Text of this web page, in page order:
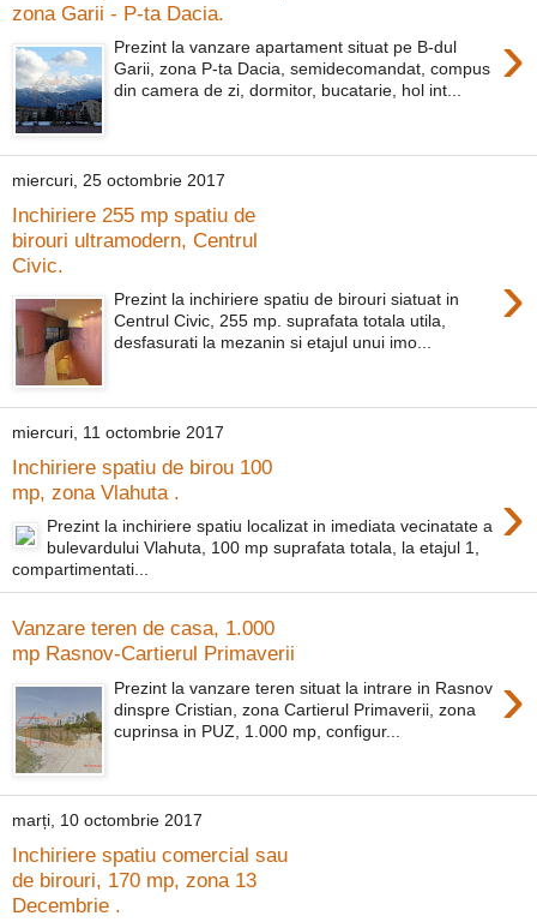
zona Garii - P-ta Dacia.
›
Prezint la vanzare apartament situat pe B-dul
Garii, zona P-ta Dacia, semidecomandat, compus
din camera de zi, dormitor, bucatarie, hol int...
miercuri, 25 octombrie 2017
Inchiriere 255 mp spatiu de
birouri ultramodern, Centrul
Civic.
›
Prezint la inchiriere spatiu de birouri siatuat in
Centrul Civic, 255 mp. suprafata totala utila,
desfasurati la mezanin si etajul unui imo...
miercuri, 11 octombrie 2017
Inchiriere spatiu de birou 100
mp, zona Vlahuta .
›
Prezint la inchiriere spatiu localizat in imediata vecinatate a
bulevardului Vlahuta, 100 mp suprafata totala, la etajul 1,
compartimentati...
Vanzare teren de casa, 1.000
mp Rasnov-Cartierul Primaverii
›
Prezint la vanzare teren situat la intrare in Rasnov
dinspre Cristian, zona Cartierul Primaverii, zona
cuprinsa in PUZ, 1.000 mp, configur...
marți, 10 octombrie 2017
Inchiriere spatiu comercial sau
de birouri, 170 mp, zona 13
Decembrie .